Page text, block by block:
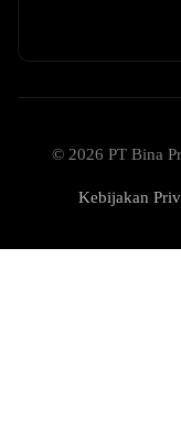
© 2026 PT Bina
Kebijakan